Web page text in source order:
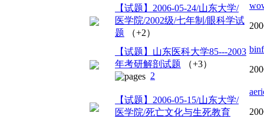
【试题】2006-05-24/山东大学/
医学院/2002级/七年制/眼科学试
题
（+2）
【试题】山东医科大学85---2003
年考研解剖试题
（+3）
2
【试题】2006-05-15/山东大学/
医学院/死亡文化与生死教育